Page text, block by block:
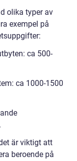
olika typer av
exempel på
ca 500-
ca 1000-1500
är viktigt att
beroende på